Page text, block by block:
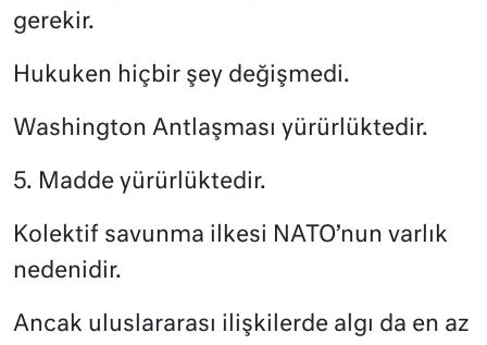
gerekir.
Hukuken hiçbir şey değişmedi.
Washington Antlaşması yürürlüktedir.
5. Madde yürürlüktedir.
Kolektif savunma ilkesi NATO’nun varlık
nedenidir.
Ancak uluslararası ilişkilerde algı da en az